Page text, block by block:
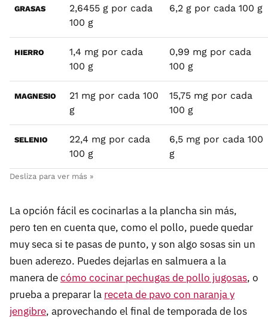
GRASAS
2,6455 g por cada
100 g
6,2 g por cada 100 g
HIERRO
1,4 mg por cada
100 g
0,99 mg por cada
100 g
MAGNESIO
21 mg por cada 100
g
15,75 mg por cada
100 g
SELENIO
22,4 mg por cada
100 g
6,5 mg por cada 100
g
La opción fácil es cocinarlas a la plancha sin más,
pero ten en cuenta que, como el pollo, puede quedar
muy seca si te pasas de punto, y son algo sosas sin un
buen aderezo. Puedes dejarlas en salmuera a la
manera decómo cocinar pechugas de pollo jugosas, o
prueba a preparar la receta de pavo con naranja y
jengibre, aprovechando el final de temporada de los